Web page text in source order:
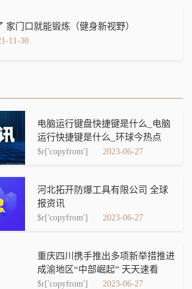
家门口就能锻炼（健身新视野）
11-30
电脑运行键盘快捷键是什么_电脑
运行快捷键是什么_环球今热点
$r['copyfrom'] 2023-06-27
河北拓开防爆工具有限公司 全球
报资讯
$r['copyfrom'] 2023-06-27
重庆四川携手推出多项新举措推进
成渝地区“中部崛起” 天天速看
$r['copyfrom'] 2023-06-27